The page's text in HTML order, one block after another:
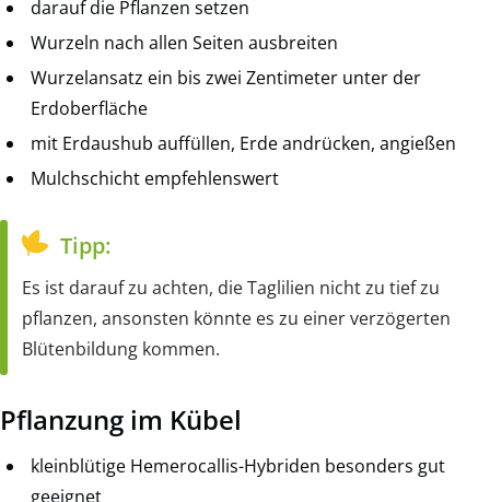
darauf die Pflanzen setzen
Wurzeln nach allen Seiten ausbreiten
Wurzelansatz ein bis zwei Zentimeter unter der
Erdoberfläche
mit Erdaushub auffüllen, Erde andrücken, angießen
Mulchschicht empfehlenswert
Tipp:
Es ist darauf zu achten, die Taglilien nicht zu tief zu
pflanzen, ansonsten könnte es zu einer verzögerten
Blütenbildung kommen.
Pflanzung im Kübel
kleinblütige Hemerocallis-Hybriden besonders gut
geeignet